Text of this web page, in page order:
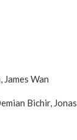
Wan
Bichir, Jonas